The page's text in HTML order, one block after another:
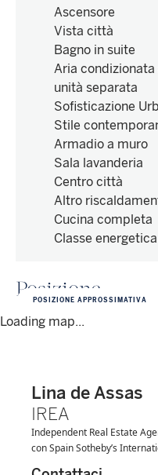
Ascensore
Vista città
Bagno in suite
Aria condizionata
unità separata
Sofisticazione
Stile
Armadio a muro
Sala lavanderia
Centro città
Altro
Cucina completa
Classe
Posizione
Loading map...
POSIZIONE APPROSSIMATIVA
Lina de Assas
IREA
Independent Real Estate
con Spain Sotheby’s